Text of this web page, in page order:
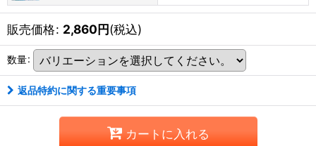
販売価格: 2,860円(税込)
数量:
返品特約に関する重要事項
カートに入れる